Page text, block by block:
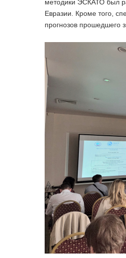
методики ЭСКАТО был
Евразии. Кроме того,
прогнозов прошедшего